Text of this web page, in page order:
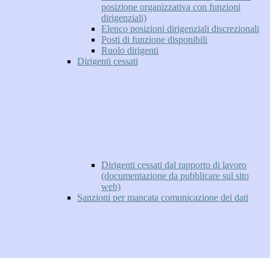
posizione organizzativa con funzioni
dirigenziali)
Elenco posizioni dirigenziali discrezionali
Posti di funzione disponibili
Ruolo dirigenti
Dirigenti cessati
Dirigenti cessati dal rapporto di lavoro
(documentazione da pubblicare sul sito
web)
Sanzioni per mancata comunicazione dei dati